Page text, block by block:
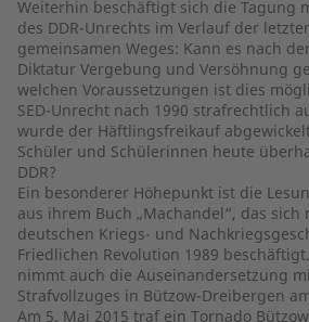
Weiterhin beschäftigt sich die Tagung
des DDR-Unrechts im Verlauf der
gemeinsamen Weges: Kann es nach
Diktatur Vergebung und Versöhnung
welchen Voraussetzungen ist dies
SED-Unrecht nach 1990 strafrechtlich
wurde der Häftlingsfreikauf
Schüler und Schülerinnen heute
DDR?
Ein besonderer Höhepunkt ist die
aus ihrem Buch „Machandel“, das
deutschen Kriegs- und
Friedlichen Revolution 1989
nimmt auch die Auseinandersetzung
Strafvollzuges in Bützow-Dreibergen
Am 5. Mai 2015 traf ein Tornado